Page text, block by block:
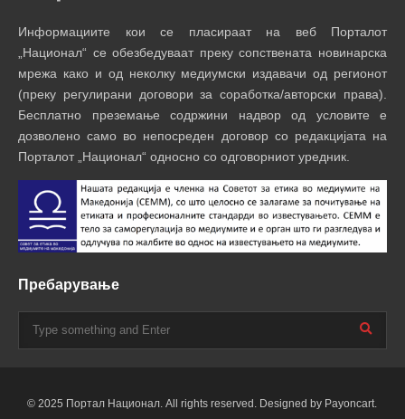
Информациите кои се пласираат на веб Порталот
„Национал“ се обезбедуваат преку сопствената новинарска
мрежа како и од неколку медиумски издавачи од регионот
(преку регулирани договори за соработка/авторски права).
Бесплатно преземање содржини надвор од условите е
дозволено само во непосреден договор со редакцијата на
Порталот „Национал“ односно со одговорниот уредник.
Пребарување
© 2025 Портал Национал. All rights reserved. Designed by Payoncart.